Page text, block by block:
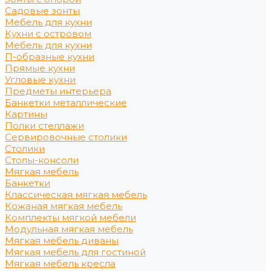
Садовые зонты
Мебель для кухни
Кухни с островом
Мебель для кухни
П-образные кухни
Прямые кухни
Угловые кухни
Предметы интерьера
Банкетки металлические
Картины
Полки стеллажи
Сервировочные столики
Столики
Столы-консоли
Мягкая мебель
Банкетки
Классическая мягкая мебель
Кожаная мягкая мебель
Комплекты мягкой мебели
Модульная мягкая мебель
Мягкая мебель диваны
Мягкая мебель для гостиной
Мягкая мебель кресла